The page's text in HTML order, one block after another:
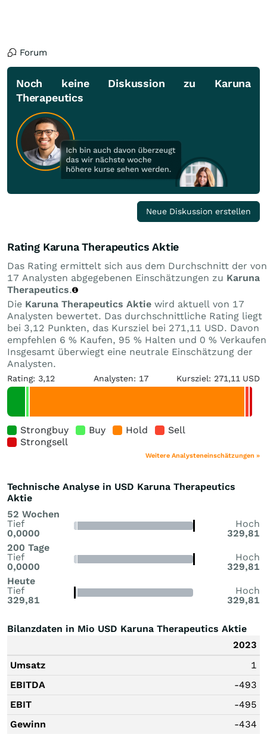
Forum
Noch keine Diskussion zu Karuna
Therapeutics
Neue Diskussion erstellen
Rating Karuna Therapeutics Aktie
Das Rating ermittelt sich aus dem Durchschnitt der von
17 Analysten abgegebenen Einschätzungen zu Karuna
Therapeutics.
Die Karuna Therapeutics Aktie wird aktuell von 17
Analysten bewertet. Das durchschnittliche Rating liegt
bei 3,12 Punkten, das Kursziel bei 271,11 USD. Davon
empfehlen 6 % Kaufen, 95 % Halten und 0 %
Insgesamt überwiegt eine neutrale Einschätzung der
Analysten.
Rating: 3,12 Analysten: 17 Kursziel: 271,11 USD
Strongbuy Buy Hold
Sell
Strongsell
Weitere Analysteneinschätzungen »
Technische Analyse in USD Karuna Therapeutics
Aktie
52 Wochen
Tief
0,0000
Hoch
329,81
200 Tage
Tief
0,0000
Hoch
329,81
Heute
Tief
329,81
Hoch
329,81
Bilanzdaten in Mio USD Karuna Therapeutics Aktie
2023
Umsatz
1
EBITDA
-493
EBIT
-495
Gewinn
-434